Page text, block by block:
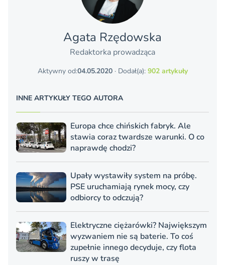
Agata Rzędowska
Redaktorka prowadząca
Aktywny od:04.05.2020· Dodał(a): 902 artykuły
INNE ARTYKUŁY TEGO AUTORA
Europa chce chińskich fabryk. Ale
stawia coraz twardsze warunki. O co
naprawdę chodzi?
Upały wystawiły system na próbę.
PSE uruchamiają rynek mocy, czy
odbiorcy to odczują?
Elektryczne ciężarówki? Największym
wyzwaniem nie są baterie. To coś
zupełnie innego decyduje, czy flota
ruszy w trasę